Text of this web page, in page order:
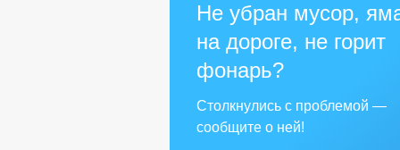
Не убран мусор,
на дороге, не горит
фонарь?
Столкнулись с проблемой —
сообщите о ней!